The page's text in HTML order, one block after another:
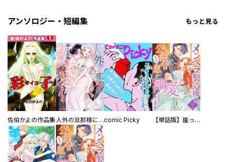
アンソロジー・短編集 もっと見る
佐伯かよの作品集 人外の旦那様に娶られ毎晩ナカまで愛される…。アンソロジーcomic Picky 【単話版】崖っぷち令嬢ですが、意地と策略で幸せになります！シリーズ